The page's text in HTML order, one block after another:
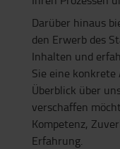
Darüber hinaus
den Erwerb des
Inhalten und
Sie eine konkrete
Überblick über
verschaffen
Kompetenz,
Erfahrung.